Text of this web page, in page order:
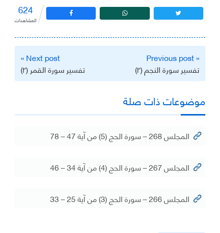
624
المشاهدات
تصفّح
المقالات
« Previous post
تفسير سورة النجم (٢)
Next post »
تفسير سورة القمر (٢)
موضوعات ذات صلة
المجلس 268 – سورة الحج (5) من آية 47 – 78
المجلس 267 – سورة الحج (4) من آية 34 – 46
المجلس 266 – سورة الحج (3) من آية 25 – 33